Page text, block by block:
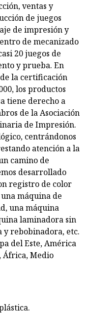
ventas y
de juegos
de impresión y
de mecanizado
20 juegos de
y prueba. En
la certificación
los productos
tiene derecho a
de la Asociación
de Impresión.
centrándonos
atención a la
camino de
desarrollado
registro de color
máquina de
una máquina
laminadora sin
y rebobinadora, etc.
del Este, América
África, Medio